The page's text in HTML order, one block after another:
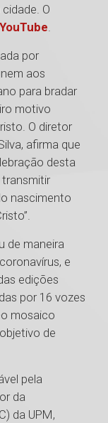
O
YouTube.
por
aos
para bradar
motivo
O diretor
afirma que
desta
transmitir
nascimento
de maneira
e
edições
por 16 vozes
mosaico
de
pela
da
da UPM,